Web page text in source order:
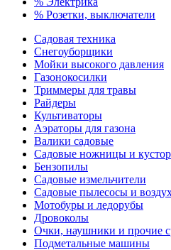
% Розетки, выключатели
Садовая техника
Снегоуборщики
Мойки высокого давления
Газонокосилки
Триммеры для травы
Райдеры
Культиваторы
Аэраторы для газона
Валики садовые
Садовые ножницы и
Бензопилы
Садовые измельчители
Садовые пылесосы и
Мотобуры и ледорубы
Дровоколы
Очки, наушники и прочие
Подметальные машины